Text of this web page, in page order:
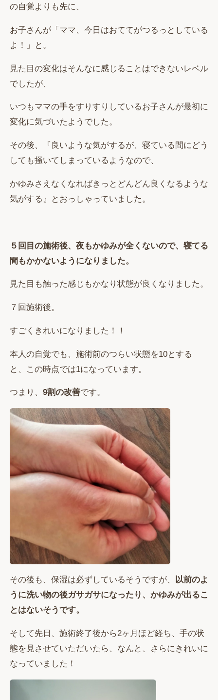
の自覚よりも先に、
お子さんが「ママ、今日はおててがつるっとしている
よ！」と。
見た目の変化はそんなに感じることはできないレベル
でしたが、
いつもママの手をすりすりしているお子さんが最初に
変化に気づいたようでした。
その後、『良いような気がするが、寝ている間にどう
しても掻いてしまっているようなので、
かゆみさえなくなればきっとどんどん良くなるような
気がする』とおっしゃっていました。
５回目の施術後、夜もかゆみが全くないので、寝てる
間もかかないようになりました。
見た目も触った感じもかなり状態が良くなりました。
７回施術後。
すごくきれいになりました！！
本人の自覚でも、施術前のつらい状態を10とする
と、この時点では1になっています。
つまり、 9割の改善です。
その後も、保湿は必ずしているそうですが、 以前のよ
うに洗い物の後ガサガサになったり、かゆみが出るこ
とはないそうです。
そして先日、施術終了後から2ヶ月ほど経ち、手の状
態を見させていただいたら、なんと、さらにきれいに
なっていました！